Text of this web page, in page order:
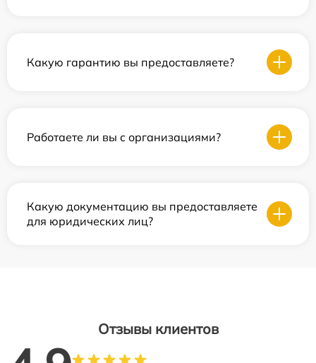
Какую гарантию вы предоставляете?
Работаете ли вы с организациями?
Какую документацию вы предоставляете
для юридических лиц?
Отзывы клиентов